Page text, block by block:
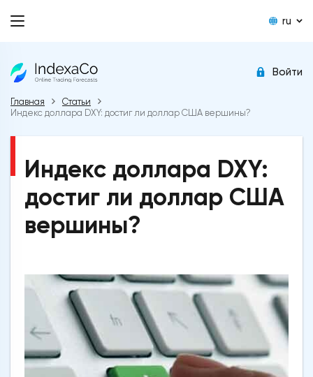
ru
Войти
Главная
Статьи
Индекс доллара DXY: достиг ли доллар США вершины?
Индекс доллара DXY:
достиг ли доллар США
вершины?